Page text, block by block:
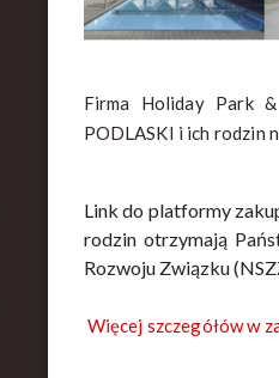
Firma Holiday Park &
PODLASKI i ich rodzin
Link do platformy
rodzin otrzymają
Rozwoju Związku
Więcej szczegółów w